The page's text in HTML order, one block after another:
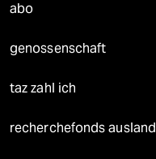
abo
genossenschaft
taz zahl ich
recherchefonds ausland